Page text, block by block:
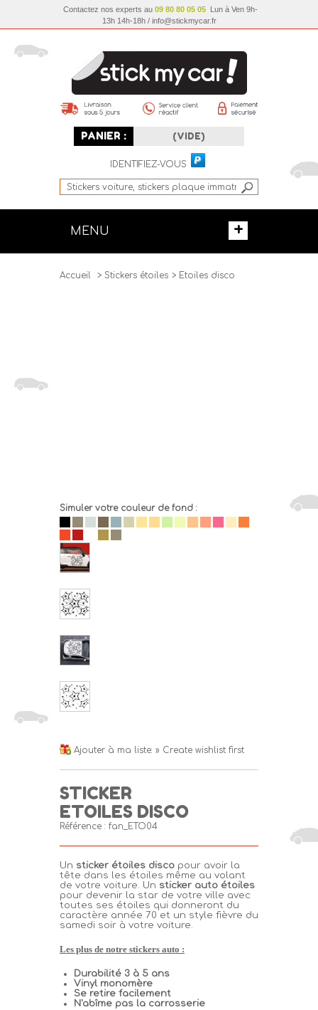
Contactez nos experts au 09 80 80 05 05Lun à Ven 9h-
13h 14h-18h / info@stickmycar.fr
PANIER : (VIDE)
IDENTIFIEZ-VOUS
+
MENU
Accueil > Stickers étoiles > Etoiles disco
Simuler votre couleur de fond :
Ajouter à ma liste: » Create wishlist first
STICKER
ETOILES DISCO
Référence : fan_ETO04
Un sticker étoiles disco pour avoir la
tête dans les étoiles même au volant
de votre voiture. Un sticker auto étoiles
pour devenir la star de votre ville avec
toutes ses étoiles qui donneront du
caractère année 70 et un style fièvre du
samedi soir à votre voiture.
Les plus de notre stickers auto :
Durabilité 3 à 5 ans
Vinyl monomère
Se retire facilement
N'abîme pas la carrosserie